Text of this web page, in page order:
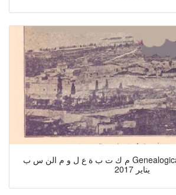
م ك ت ب ة ع ل و م الن س ب Genealogical Library Science
يناير 2017